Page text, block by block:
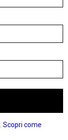
Scopri come